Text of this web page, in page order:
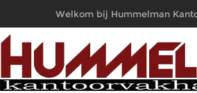
Welkom bij Hummelman